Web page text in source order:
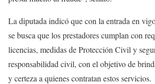
La diputada indicó que con la entrada en
se busca que los prestadores cumplan con
licencias, medidas de Protección Civil y
responsabilidad civil, con el objetivo de
y certeza a quienes contratan estos servicios.